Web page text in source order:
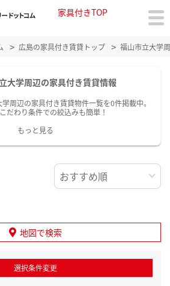
家具付きTOP
広島の家具付き賃貸トップ 福山市立大学
大学周辺の家具付き賃貸情報
周辺の家具付き賃貸物件一覧を0件掲載中。
だわり条件での絞込みも簡単！
もっと見る
地図で検索
選択条件変更